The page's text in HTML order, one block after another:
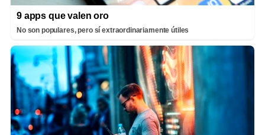
9 apps que valen oro
No son populares, pero sí extraordinariamente útiles